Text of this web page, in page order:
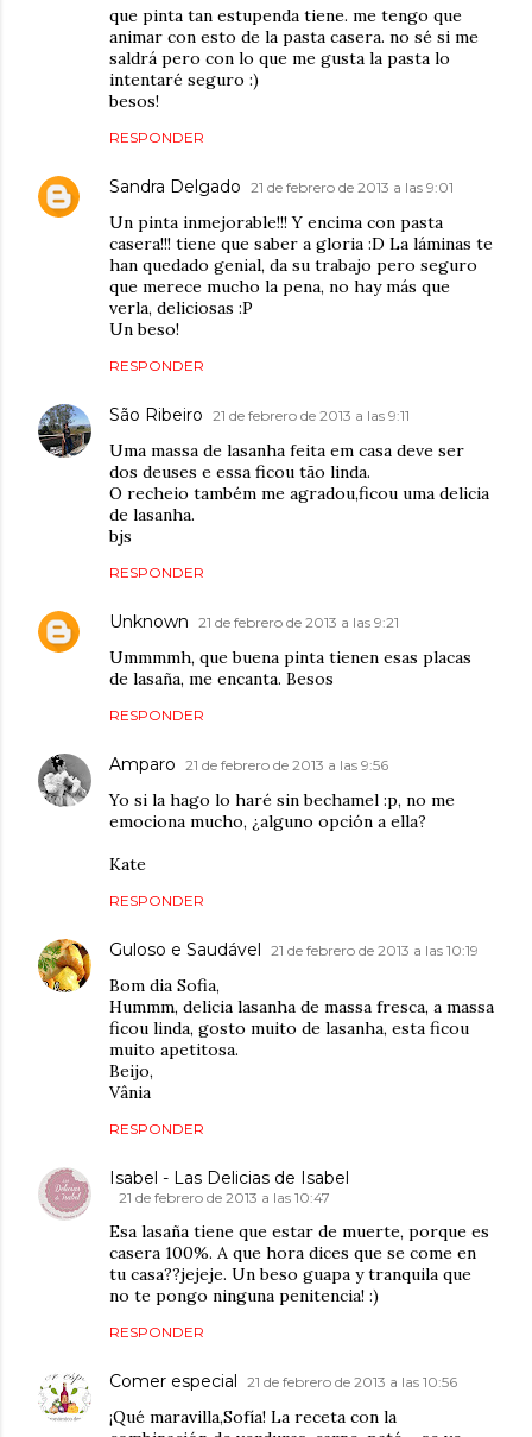
que pinta tan estupenda tiene. me tengo que
animar con esto de la pasta casera. no sé si me
saldrá pero con lo que me gusta la pasta lo
intentaré seguro :)
besos!
RESPONDER
Sandra Delgado 21 de febrero de 2013 a las 9:01
Un pinta inmejorable!!! Y encima con pasta
casera!!! tiene que saber a gloria :D La láminas te
han quedado genial, da su trabajo pero seguro
que merece mucho la pena, no hay más que
verla, deliciosas :P
Un beso!
RESPONDER
São Ribeiro 21 de febrero de 2013 a las 9:11
Uma massa de lasanha feita em casa deve ser
dos deuses e essa ficou tão linda.
O recheio também me agradou,ficou uma delicia
de lasanha.
bjs
RESPONDER
Unknown 21 de febrero de 2013 a las 9:21
Ummmmh, que buena pinta tienen esas placas
de lasaña, me encanta. Besos
RESPONDER
Amparo 21 de febrero de 2013 a las 9:56
Yo si la hago lo haré sin bechamel :p, no me
emociona mucho, ¿alguno opción a ella?
Kate
RESPONDER
Guloso e Saudável 21 de febrero de 2013 a las 10:19
Bom dia Sofia,
Hummm, delicia lasanha de massa fresca, a massa
ficou linda, gosto muito de lasanha, esta ficou
muito apetitosa.
Beijo,
Vânia
RESPONDER
Isabel - Las Delicias de Isabel
21 de febrero de 2013 a las 10:47
Esa lasaña tiene que estar de muerte, porque es
casera 100%. A que hora dices que se come en
tu casa??jejeje. Un beso guapa y tranquila que
no te pongo ninguna penitencia! :)
RESPONDER
Comer especial 21 de febrero de 2013 a las 10:56
¡Qué maravilla,Sofía! La receta con la